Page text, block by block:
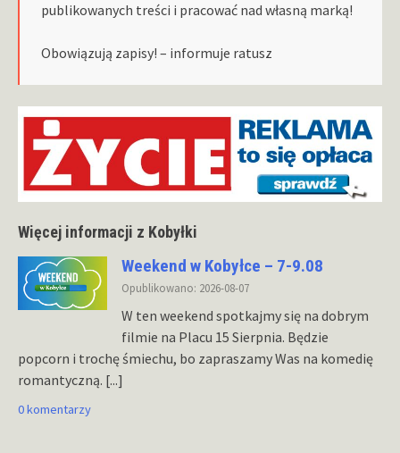
publikowanych treści i pracować nad własną marką!
Obowiązują zapisy! – informuje ratusz
Więcej informacji z Kobyłki
Weekend w Kobyłce – 7-9.08
Opublikowano: 2026-08-07
W ten weekend spotkajmy się na dobrym
filmie na Placu 15 Sierpnia. Będzie
popcorn i trochę śmiechu, bo zapraszamy Was na komedię
romantyczną. [...]
0 komentarzy